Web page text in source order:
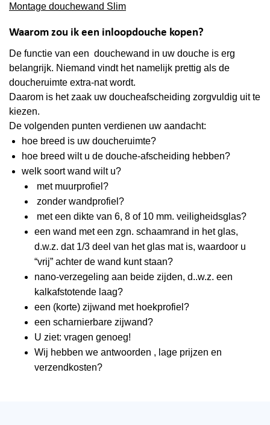
Montage douchewand Slim
Waarom zou ik een inloopdouche kopen?
De functie van een douchewand in uw douche is erg
belangrijk. Niemand vindt het namelijk prettig als de
doucheruimte extra-nat wordt.
Daarom is het zaak uw doucheafscheiding zorgvuldig uit te
kiezen.
De volgenden punten verdienen uw aandacht:
hoe breed is uw doucheruimte?
hoe breed wilt u de douche-afscheiding hebben?
welk soort wand wilt u?
met muurprofiel?
zonder wandprofiel?
met een dikte van 6, 8 of 10 mm. veiligheidsglas?
een wand met een zgn. schaamrand in het glas,
d.w.z. dat 1/3 deel van het glas mat is, waardoor u
“vrij” achter de wand kunt staan?
nano-verzegeling aan beide zijden, d..w.z. een
kalkafstotende laag?
een (korte) zijwand met hoekprofiel?
een scharnierbare zijwand?
U ziet: vragen genoeg!
Wij hebben we antwoorden , lage prijzen en
verzendkosten?